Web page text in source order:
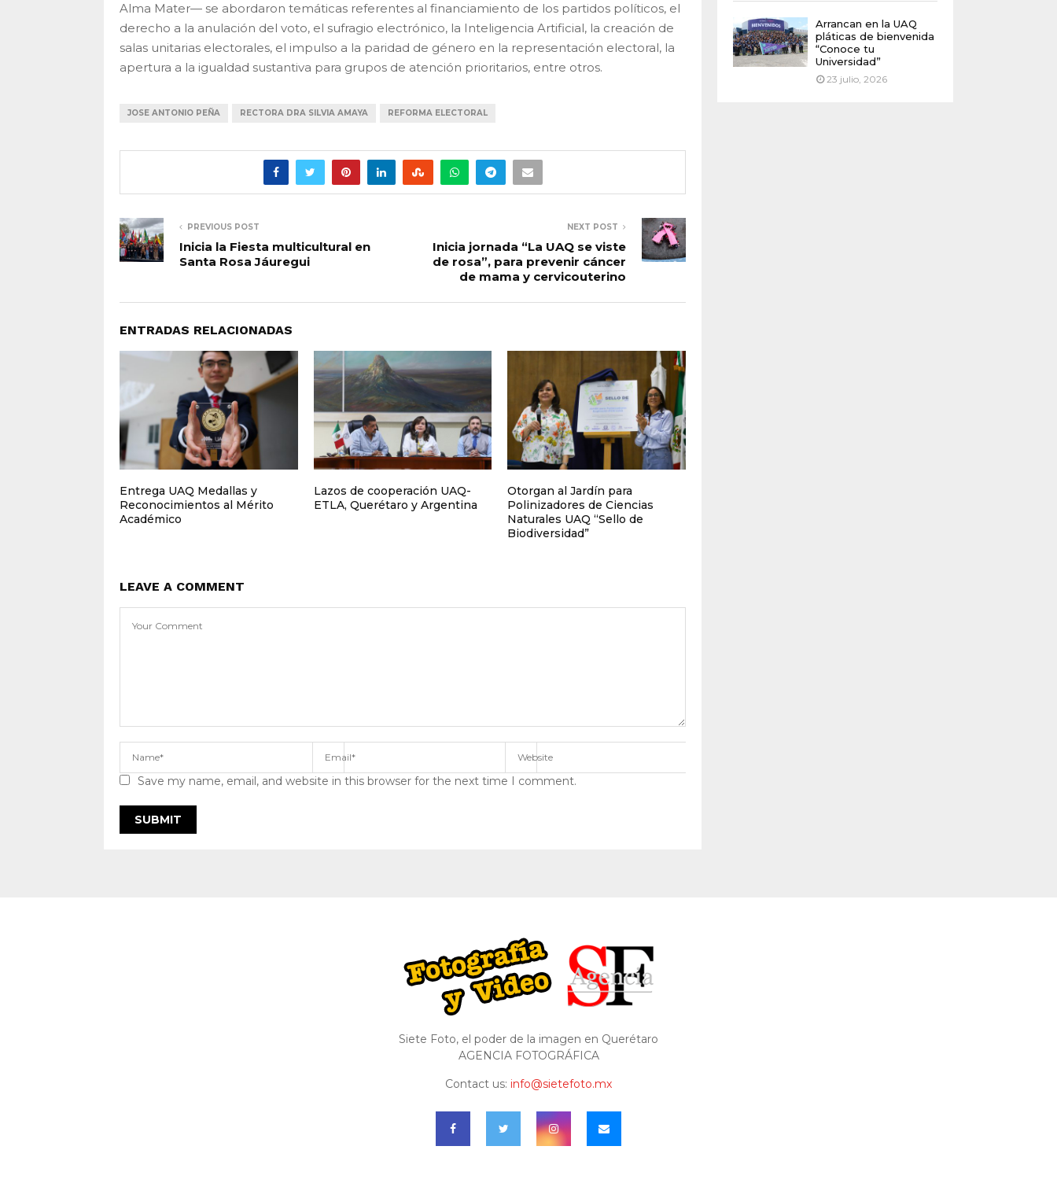
Alma Mater— se abordaron temáticas referentes al financiamiento de los partidos políticos, el
derecho a la anulación del voto, el sufragio electrónico, la Inteligencia Artificial, la creación de
salas unitarias electorales, el impulso a la paridad de género en la representación electoral, la
apertura a la igualdad sustantiva para grupos de atención prioritarios, entre otros.
JOSE ANTONIO PEÑA RECTORA DRA SILVIA AMAYA REFORMA ELECTORAL
PREVIOUS POST
Inicia la Fiesta multicultural en
Santa Rosa Jáuregui
NEXT POST
Inicia jornada “La UAQ se viste
de rosa”, para prevenir cáncer
de mama y cervicouterino
ENTRADAS RELACIONADAS
Entrega UAQ Medallas y
Reconocimientos al Mérito
Académico
Lazos de cooperación UAQ-
ETLA, Querétaro y Argentina
Otorgan al Jardín para
Polinizadores de Ciencias
Naturales UAQ “Sello de
Biodiversidad”
LEAVE A COMMENT
Save my name, email, and website in this browser for the next time I comment.
Arrancan en la UAQ
pláticas de bienvenida
“Conoce tu
Universidad”
23 julio, 2026
Siete Foto, el poder de la imagen en Querétaro
AGENCIA FOTOGRÁFICA
Contact us: info@sietefoto.mx